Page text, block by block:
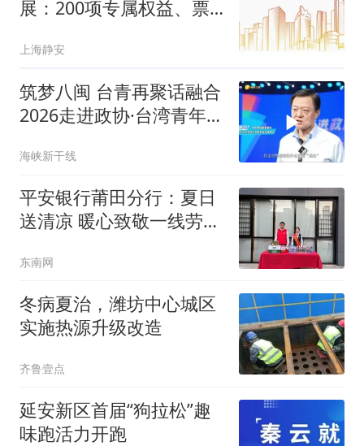
展：200项专属权益、票
吃”深度游
上海静安
筑梦八闽 台青再聚话融合
2026走进政协·台湾青年说
海峡新干线
平安银行莆田分行：夏日
送清凉 暖心致敬一线劳动
东南网
冬病夏治，潍坊中心城区
实施热源升级改造
齐鲁壹点
延安新区首届“狗拉松”趣
味跑活力开跑